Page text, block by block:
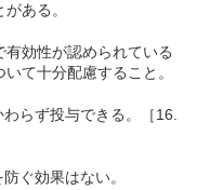
ある。
効性が認められている
いて十分配慮すること。
らず投与できる。［16.
ぐ効果はない。